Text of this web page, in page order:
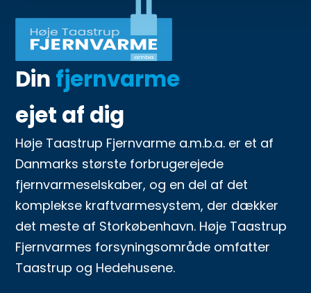
Din fjernvarme
ejet af dig
Høje Taastrup Fjernvarme a.m.b.a. er et af
Danmarks største forbrugerejede
fjernvarmeselskaber, og en del af det
komplekse kraftvarmesystem, der dækker
det meste af Storkøbenhavn. Høje Taastrup
Fjernvarmes forsyningsområde omfatter
Taastrup og Hedehusene.